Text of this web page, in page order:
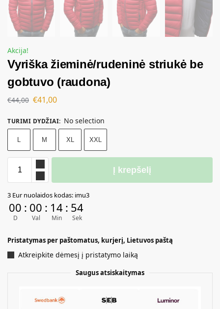
Akcija!
Vyriška žieminė/rudeninė striukė be
gobtuvo (raudona)
€44,00 €41,00
TURIMI DYDŽIAI: No selection
M XL XXL
Į krepšelį
l
t
n
a
3 Eur nuolaidos kodas: imu3
00
D
: 00
Val
: 14
Min
: 53
Sek
Pristatymas per paštomatus, kurjerį, Lietuvos paštą
Atkreipkite dėmesį į pristatymo laiką
Saugus atsiskaitymas